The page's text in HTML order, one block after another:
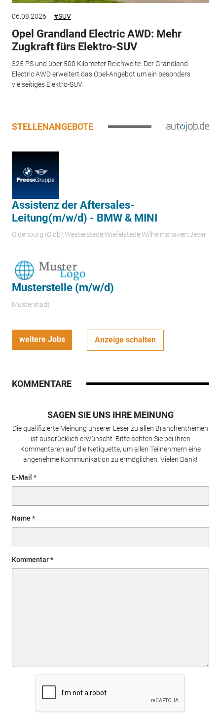
06.08.2026 #SUV
Opel Grandland Electric AWD: Mehr
Zugkraft fürs Elektro-SUV
325 PS und über 500 Kilometer Reichweite: Der Grandland
Electric AWD erweitert das Opel-Angebot um ein besonders
vielseitiges Elektro-SUV.
STELLENANGEBOTE
Assistenz der Aftersales-
Leitung(m/w/d) - BMW & MINI
Oldenburg (Oldb);Westerstede;Wiefelstede;Wilhelmshaven;Jever
Musterstelle (m/w/d)
Musterstadt
weitere Jobs Anzeige schalten
KOMMENTARE
SAGEN SIE UNS IHRE MEINUNG
Die qualifizierte Meinung unserer Leser zu allen Branchenthemen
ist ausdrücklich erwünscht. Bitte achten Sie bei Ihren
Kommentaren auf die Netiquette, um allen Teilnehmern eine
angenehme Kommunikation zu ermöglichen. Vielen Dank!
E-Mail
Name
Kommentar